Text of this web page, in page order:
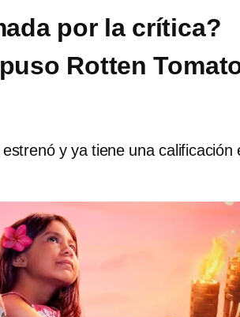
por la crítica?
Rotten
y ya tiene una calificación